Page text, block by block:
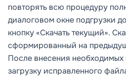
повторять всю процедуру
диалоговом окне подгрузки
кнопку «Скачать текущий».
сформированный на
После внесения
загрузку исправленного